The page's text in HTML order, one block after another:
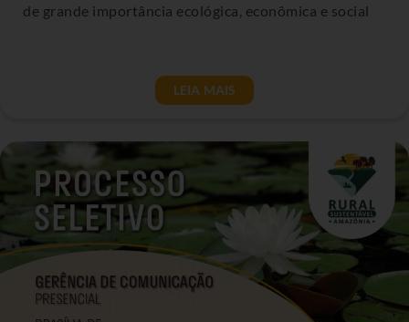
de grande importância ecológica, econômica e social
LEIA MAIS